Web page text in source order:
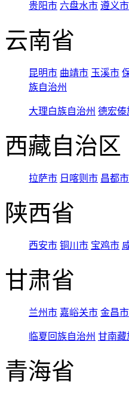
贵阳市 六盘水市 遵义市
云南省
昆明市 曲靖市 玉溪市
族自治州
大理白族自治州 德宏傣
西藏自治区
拉萨市 日喀则市 昌都市
陕西省
西安市 铜川市 宝鸡市
甘肃省
兰州市 嘉峪关市 金昌市
临夏回族自治州 甘南藏
青海省